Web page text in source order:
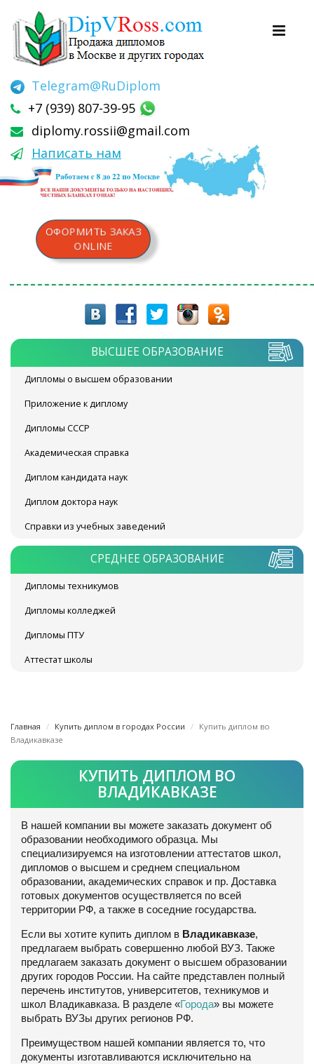
Telegram@RuDiplom
+7 (939) 807-39-95
diplomy.rossii@gmail.com
Написать нам
ОФОРМИТЬ ЗАКАЗ
ONLINE
ВЫСШЕЕ ОБРАЗОВАНИЕ
Дипломы о высшем образовании
Приложение к диплому
Дипломы СССР
Академическая справка
Диплом кандидата наук
Диплом доктора наук
Справки из учебных заведений
СРЕДНЕЕ ОБРАЗОВАНИЕ
Дипломы техникумов
Дипломы колледжей
Дипломы ПТУ
Аттестат школы
Главная Купить диплом в городах России
Купить диплом во
Владикавказе
КУПИТЬ ДИПЛОМ ВО
ВЛАДИКАВКАЗЕ
В нашей компании вы можете заказать документ об
образовании необходимого образца. Мы
специализируемся на изготовлении аттестатов школ,
дипломов о высшем и среднем специальном
образовании, академических справок и пр. Доставка
готовых документов осуществляется по всей
территории РФ, а также в соседние государства.
Если вы хотите купить диплом в Владикавказе,
предлагаем выбрать совершенно любой ВУЗ. Также
предлагаем заказать документ о высшем образовании
других городов России. На сайте представлен полный
перечень институтов, университетов, техникумов и
школ Владикавказа. В разделе «Города» вы можете
выбрать ВУЗы других регионов РФ.
Преимуществом нашей компании является то, что
документы изготавливаются исключительно на